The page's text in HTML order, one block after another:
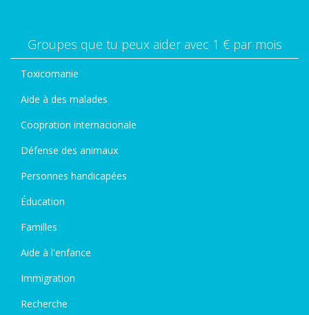
Groupes que tu peux aider avec 1 € par mois
Toxicomanie
Aide à des malades
Coopration internacionale
Défense des animaux
Personnes handicapées
Éducation
Familles
Aide à l'enfance
Immigration
Recherche